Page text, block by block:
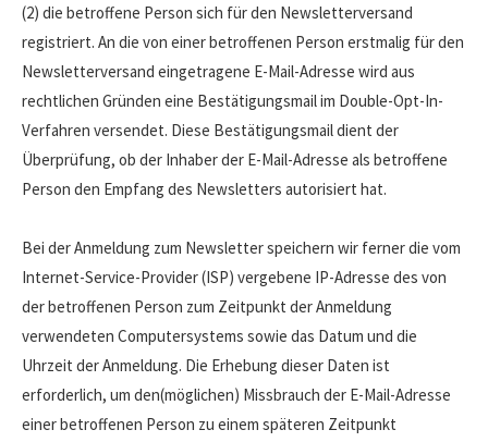
(2) die betroffene Person sich für den Newsletterversand
registriert. An die von einer betroffenen Person erstmalig für den
Newsletterversand eingetragene E-Mail-Adresse wird aus
rechtlichen Gründen eine Bestätigungsmail im Double-Opt-In-
Verfahren versendet. Diese Bestätigungsmail dient der
Überprüfung, ob der Inhaber der E-Mail-Adresse als betroffene
Person den Empfang des Newsletters autorisiert hat.
Bei der Anmeldung zum Newsletter speichern wir ferner die vom
Internet-Service-Provider (ISP) vergebene IP-Adresse des von
der betroffenen Person zum Zeitpunkt der Anmeldung
verwendeten Computersystems sowie das Datum und die
Uhrzeit der Anmeldung. Die Erhebung dieser Daten ist
erforderlich, um den(möglichen) Missbrauch der E-Mail-Adresse
einer betroffenen Person zu einem späteren Zeitpunkt